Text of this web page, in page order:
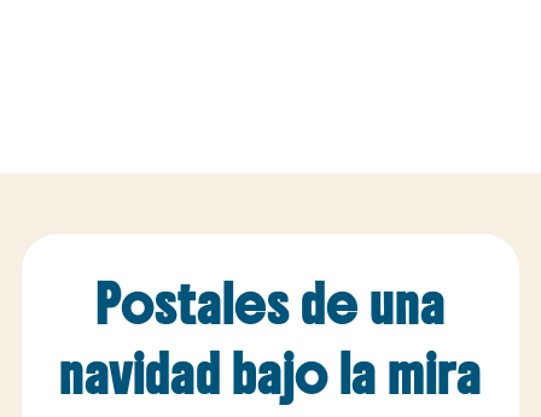
Postales de una
navidad bajo la mira